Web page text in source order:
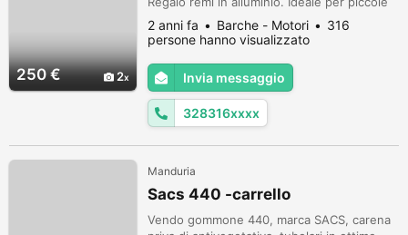
250 € 2
escursioni o pesca sottocosta. Sicuramente
ci sarà qualche micro perdita ma mantiene
pressione fino a 10 giorni. Per il resto è
sicuro e affidabile.
2 anni fa Barche - Motori
316
persone hanno visualizzato
Invia messaggio
328316xxxx
Manduria
Sacs 440 -carrello
Vendo gommone 440, marca SACS, carena